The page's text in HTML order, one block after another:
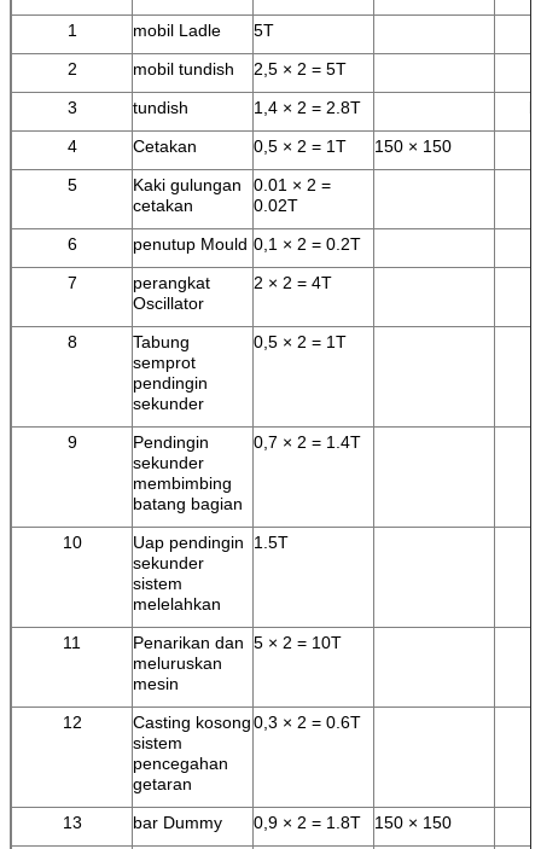
1 mobil Ladle
5T
2
mobil tundish
2,5 × 2 = 5T
3
tundish 1,4 × 2 = 2.8T
4
Cetakan 0,5 × 2 = 1T
150 × 150
5
Kaki gulungan
cetakan
0.01 × 2 =
0.02T
6
penutup Mould 0,1 × 2 = 0.2T
7
perangkat
Oscillator
2 × 2 = 4T
8
Tabung
semprot
pendingin
sekunder
0,5 × 2 = 1T
9
Pendingin
sekunder
membimbing
batang bagian
0,7 × 2 = 1.4T
10
Uap pendingin
sekunder
sistem
melelahkan
1.5T
11
Penarikan dan
meluruskan
mesin
5 × 2 = 10T
12
Casting kosong
sistem
pencegahan
getaran
0,3 × 2 = 0.6T
13 bar Dummy 0,9 × 2 = 1.8T
150 × 150